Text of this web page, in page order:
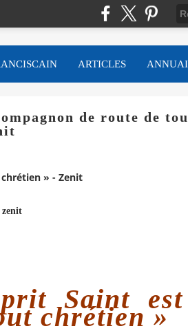
ARTICLES
de route de
» - Zenit
zenit
Saint
chrétien »